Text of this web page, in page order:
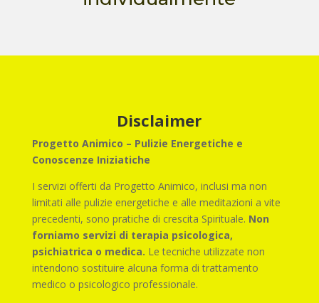
Disclaimer
Progetto Animico – Pulizie Energetiche e
Conoscenze Iniziatiche
I servizi offerti da Progetto Animico, inclusi ma non
limitati alle pulizie energetiche e alle meditazioni a vite
precedenti, sono pratiche di crescita Spirituale. Non
forniamo servizi di terapia psicologica,
psichiatrica o medica. Le tecniche utilizzate non
intendono sostituire alcuna forma di trattamento
medico o psicologico professionale.